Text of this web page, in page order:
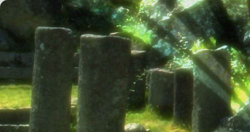
Saltar al contenido